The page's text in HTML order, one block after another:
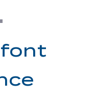
font